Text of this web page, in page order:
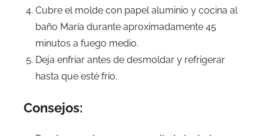
Cubre el molde con papel aluminio y cocina al
baño María durante aproximadamente 45
minutos a fuego medio.
Deja enfriar antes de desmoldar y refrigerar
hasta que esté frío.
Consejos: